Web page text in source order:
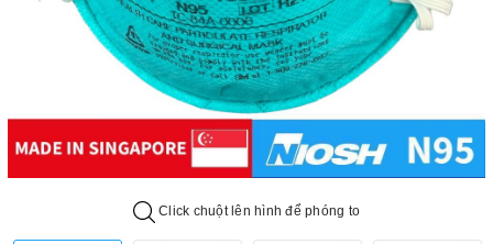
Click chuột lên hình để phóng to